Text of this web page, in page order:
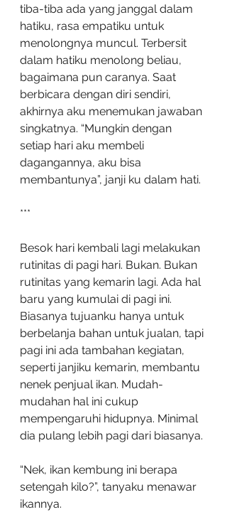
tiba-tiba ada yang janggal dalam
hatiku, rasa empatiku untuk
menolongnya muncul. Terbersit
dalam hatiku menolong beliau,
bagaimana pun caranya. Saat
berbicara dengan diri sendiri,
akhirnya aku menemukan jawaban
singkatnya. “Mungkin dengan
setiap hari aku membeli
dagangannya, aku bisa
membantunya”, janji ku dalam hati.
***
Besok hari kembali lagi melakukan
rutinitas di pagi hari. Bukan. Bukan
rutinitas yang kemarin lagi. Ada hal
baru yang kumulai di pagi ini.
Biasanya tujuanku hanya untuk
berbelanja bahan untuk jualan, tapi
pagi ini ada tambahan kegiatan,
seperti janjiku kemarin, membantu
nenek penjual ikan. Mudah-
mudahan hal ini cukup
mempengaruhi hidupnya. Minimal
dia pulang lebih pagi dari biasanya.
“Nek, ikan kembung ini berapa
setengah kilo?”, tanyaku menawar
ikannya.